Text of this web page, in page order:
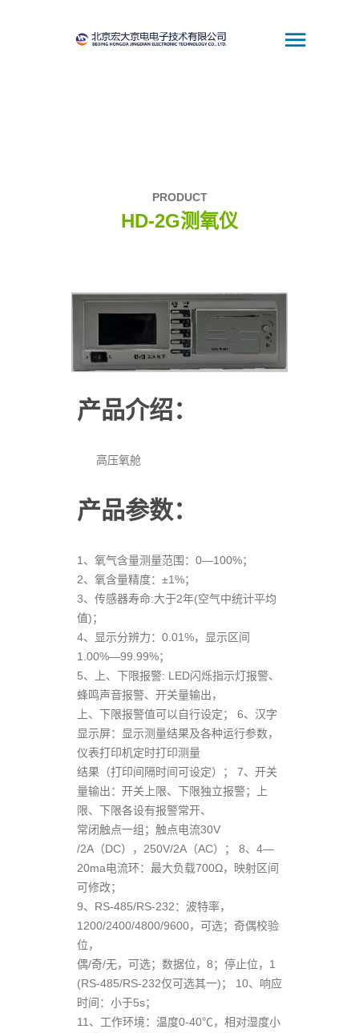
PRODUCT
HD-2G测氧仪
产品介绍：
高压氧舱
产品参数：
1、氧气含量测量范围：0—100%；
2、氧含量精度：±1%；
3、传感器寿命:大于2年(空气中统计平均
值)；
4、显示分辨力：0.01%，显示区间
1.00%—99.99%；
5、上、下限报警: LED闪烁指示灯报警、
蜂鸣声音报警、开关量输出，
上、下限报警值可以自行设定； 6、汉字
显示屏：显示测量结果及各种运行参数，
仪表打印机定时打印测量
结果（打印间隔时间可设定）； 7、开关
量输出：开关上限、下限独立报警；上
限、下限各设有报警常开、
常闭触点一组；触点电流30V
/2A（DC），250V/2A（AC）； 8、4—
20ma电流环：最大负载700Ω，映射区间
可修改；
9、RS-485/RS-232：波特率，
1200/2400/4800/9600，可选；奇偶校验
位，
偶/奇/无，可选；数据位，8；停止位，1
(RS-485/RS-232仅可选其一)； 10、响应
时间：小于5s；
11、工作环境：温度0-40℃，相对湿度小